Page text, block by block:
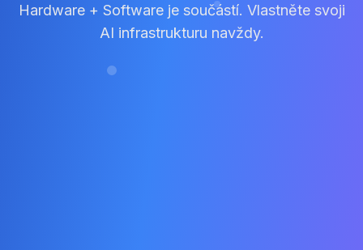
Hardware + Software je součástí. Vlastněte svoji
AI infrastrukturu navždy.